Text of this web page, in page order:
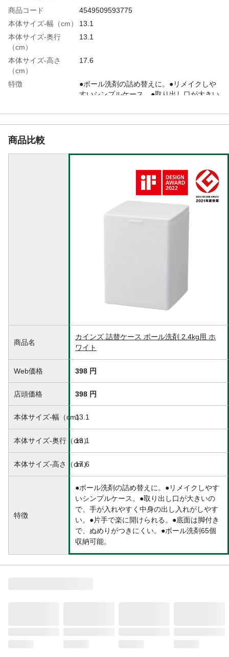
商品コード
4549509593775
本体サイズ-幅（cm）
13.1
本体サイズ-奥行
（cm）
13.1
本体サイズ-高さ
（cm）
17.6
特徴
●ボール洗剤の詰め替えに。●リメイクしや
すいシンプルケース。●取り出し口が大きい
やすい。●片手で楽に開けられる。●底面は
脚付きで、ぬめりがつきにくい。●ボール洗
の整理収納ボックス「Skitto」にピッタリ入
るサイズです。●「Skitto」Lサイズなら、
600mlボトル×2個、1.2Lボトル×1個、詰替
ケース×1個がピッタリ収納できます。
●本来の用途以外のご使用はおやめくださ
い。●長期保存や横置きで保管しないでくだ
さい。ご使用の内容物の成分により、ボト
ルやキャップが変色・変質する場合があり
ます。●気圧、温度変化の大きい場所では液
使用できないもの
シンナー・除光液等の有機溶剤、高濃度の
いに危険が伴うものは入れないでくださ
い。
使用できるもの
ボール洗剤
商品比較
商品名
カインズ 詰替ケース ボール洗剤 2.4kg用 ホ
ワイト
Web価格 398 円
店頭価格 398 円
本体サイズ-幅（cm）
13.1
本体サイズ-奥行（cm）
13.1
本体サイズ-高さ（cm）
17.6
特徴
●ボール洗剤の詰め替えに。●リメイクしやす
いシンプルケース。●取り出し口が大きいの
で、手が入れやすく中身の出し入れがしやす
い。●片手で楽に開けられる。●底面は脚付き
で、ぬめりがつきにくい。●ボール洗剤65個
収納可能。